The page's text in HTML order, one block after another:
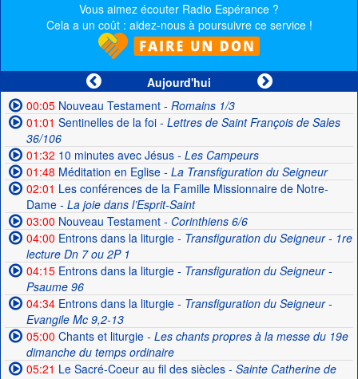
Vous aimez écouter Radio Espérance ?
Cela a un coût : aidez-nous à poursuivre ce service !
Aujourd'hui
00:05Nouveau Testament- Romains 1/3
01:01 Sentinelles de la foi- Lettres de Saint François de Sales
36/106
01:32 10 minutes avec Jésus- Les Campeurs
01:48 Méditation en Eglise- La Transfiguration du Seigneur
02:01 Les conférences de la Famille Missionnaire de Notre-
Dame- La joie dans l’Esprit-Saint
03:00 Nouveau Testament- Corinthiens 6/6
04:00 Entrons dans la liturgie- Transfiguration du Seigneur - 1re
lecture Dn 7 ou 2P 1
04:15Entrons dans la liturgie- Transfiguration du Seigneur -
Psaume 96
04:34Entrons dans la liturgie- Transfiguration du Seigneur -
Evangile Mc 9,2-13
05:00 Chants et liturgie- Les chants propres à la messe du 19e
dimanche du temps ordinaire
05:21 Le Sacré-Coeur au fil des siècles- Sainte Catherine de